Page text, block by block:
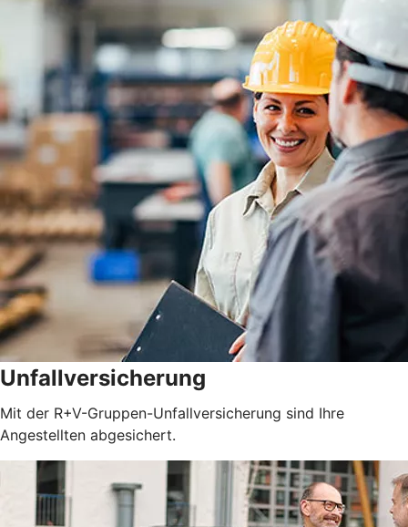
Unfallversicherung
Mit der R+V-Gruppen-Unfallversicherung sind Ihre
Angestellten abgesichert.